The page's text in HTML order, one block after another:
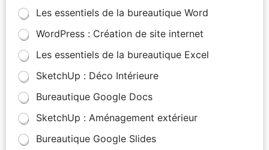
Les essentiels de la bureautique Word
WordPress : Création de site internet
Les essentiels de la bureautique Excel
SketchUp : Déco Intérieure
Bureautique Google Docs
SketchUp : Aménagement extérieur
Bureautique Google Slides